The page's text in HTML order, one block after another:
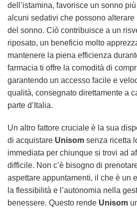
dell’istamina, favorisce un sonno
alcuni sedativi che possono alterare
del sonno. Ciò contribuisce a un
riposato, un beneficio molto
mantenere la piena efficienza
farmacia ti offre la comodità di
garantendo un accesso facile e
qualità, consegnato direttamente a
parte d’Italia.
Un altro fattore cruciale è la sua
di acquistare Unisom senza ricetta
immediata per chiunque si trovi ad
difficile. Non c’è bisogno di
aspettare appuntamenti, il che è un
la flessibilità e l’autonomia nella
benessere. Questo rende Unisom